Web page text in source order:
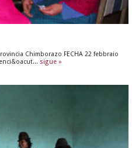
Chimborazo FECHA 22 febbraio
sigue »